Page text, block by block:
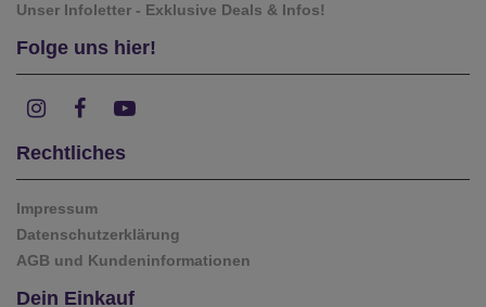
Unser Infoletter - Exklusive Deals & Infos!
Folge uns hier!
Rechtliches
Impressum
Datenschutzerklärung
AGB und Kundeninformationen
Dein Einkauf